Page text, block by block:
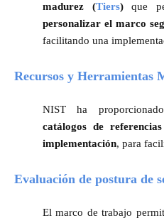
madurez (Tiers)que
personalizar el marco
facilitando una
Recursos y Herramientas
NIST ha
catálogos de
implementación, para
Evaluación de postura de
El marco de trabajo